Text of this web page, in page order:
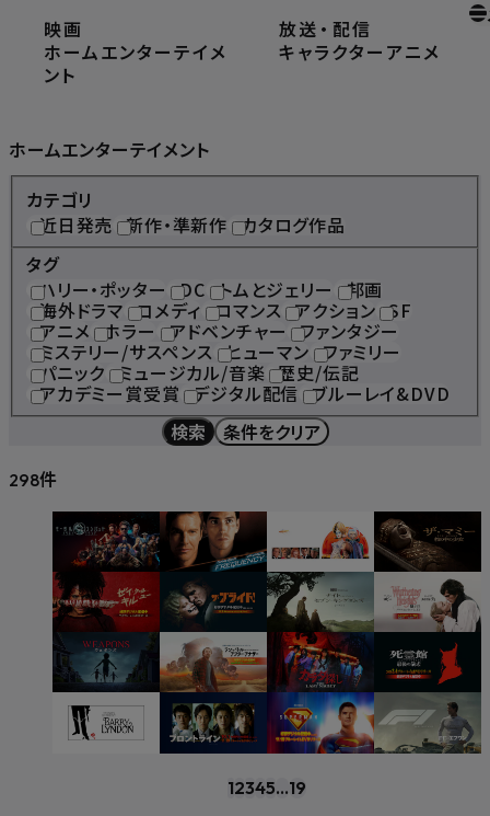
映画
ホームエンターテイメ
ント
放送 ・ 配信
キャラクター アニメ
ホームエンターテイメント
ホームエンターテイメント
カテゴリ
近日発売 新作・準新作 カタログ作品
タグ
ハリー・ポッター
DC トムとジェリー 邦画
海外ドラマ コメディ ロマンス アクション SF
アニメ ホラー アドベンチャー ファンタジー
ミステリー/サスペンス ヒューマン ファミリー
パニック ミュージカル/音楽 歴史/伝記
アカデミー賞受賞 デジタル配信 ブルーレイ&DVD
検索
条件をクリア
298件
12345...19